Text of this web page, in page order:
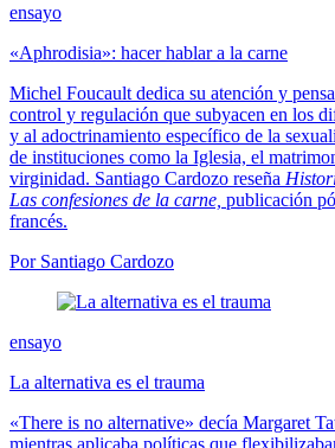
ensayo
«Aphrodisia»: hacer hablar a la carne
Michel Foucault dedica su atención y
control y regulación que subyacen en los
y al adoctrinamiento específico de la
de instituciones como la Iglesia, el
virginidad. Santiago Cardozo reseña
Las confesiones de la carne, publicación
francés.
Por Santiago Cardozo
ensayo
La alternativa es el trauma
«There is no alternative» decía Margaret
mientras aplicaba políticas que